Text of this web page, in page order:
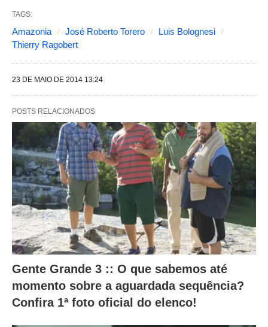
a
s
s
e
g
u
n
e
s
a
l
e
TAGS:
Amazonia José Roberto Torero
Luis Bolognesi
Thierry Ragobert
23 DE MAIO DE 2014 13:24
POSTS RELACIONADOS
Gente Grande 3 :: O que sabemos até
momento sobre a aguardada sequência?
Confira 1ª foto oficial do elenco!